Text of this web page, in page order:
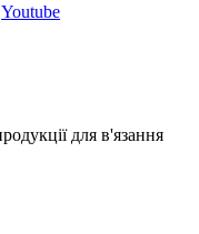
Youtube
для в'язання